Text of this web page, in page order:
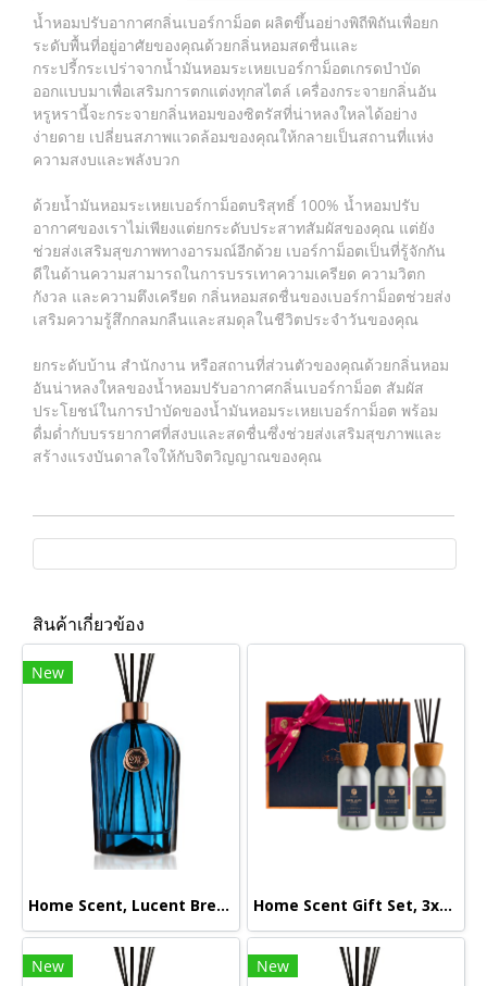
น้ำหอมปรับอากาศกลิ่นเบอร์กาม็อต ผลิตขึ้นอย่างพิถีพิถันเพื่อยก
ระดับพื้นที่อยู่อาศัยของคุณด้วยกลิ่นหอมสดชื่นและ
กระปรี้กระเปร่าจากน้ำมันหอมระเหยเบอร์กาม็อตเกรดบำบัด
ออกแบบมาเพื่อเสริมการตกแต่งทุกสไตล์ เครื่องกระจายกลิ่นอัน
หรูหรานี้จะกระจายกลิ่นหอมของซิตรัสที่น่าหลงใหลได้อย่าง
ง่ายดาย เปลี่ยนสภาพแวดล้อมของคุณให้กลายเป็นสถานที่แห่ง
ความสงบและพลังบวก
ด้วยน้ำมันหอมระเหยเบอร์กาม็อตบริสุทธิ์ 100% น้ำหอมปรับ
อากาศของเราไม่เพียงแต่ยกระดับประสาทสัมผัสของคุณ แต่ยัง
ช่วยส่งเสริมสุขภาพทางอารมณ์อีกด้วย เบอร์กาม็อตเป็นที่รู้จักกัน
ดีในด้านความสามารถในการบรรเทาความเครียด ความวิตก
กังวล และความตึงเครียด กลิ่นหอมสดชื่นของเบอร์กาม็อตช่วยส่ง
เสริมความรู้สึกกลมกลืนและสมดุลในชีวิตประจำวันของคุณ
ยกระดับบ้าน สำนักงาน หรือสถานที่ส่วนตัวของคุณด้วยกลิ่นหอม
อันน่าหลงใหลของน้ำหอมปรับอากาศกลิ่นเบอร์กาม็อต สัมผัส
ประโยชน์ในการบำบัดของน้ำมันหอมระเหยเบอร์กาม็อต พร้อม
ดื่มด่ำกับบรรยากาศที่สงบและสดชื่นซึ่งช่วยส่งเสริมสุขภาพและ
สร้างแรงบันดาลใจให้กับจิตวิญญาณของคุณ
สินค้าเกี่ยวข้อง
New
Home Scent, Lucent Breeze, 500ml. Home Scent Gift Set, 3x60ml Home Scents (Eucalyptus, Lavender, Lemongrass)
New New